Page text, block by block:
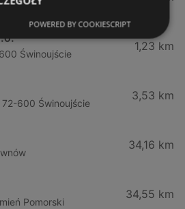
72-110 Świnoujście
Świnoujście
1,23 km
600 Świnoujście
3,53 km
34,16 km
Pomorski
34,55 km
POWERED BY COOKIESCRIPT